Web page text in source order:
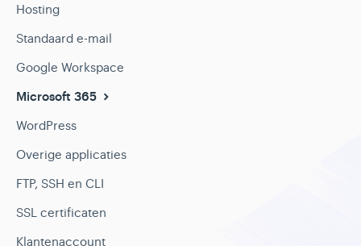
Hosting
Standaard e-mail
Google Workspace
Microsoft 365
WordPress
Overige applicaties
FTP, SSH en CLI
SSL certificaten
Klantenaccount